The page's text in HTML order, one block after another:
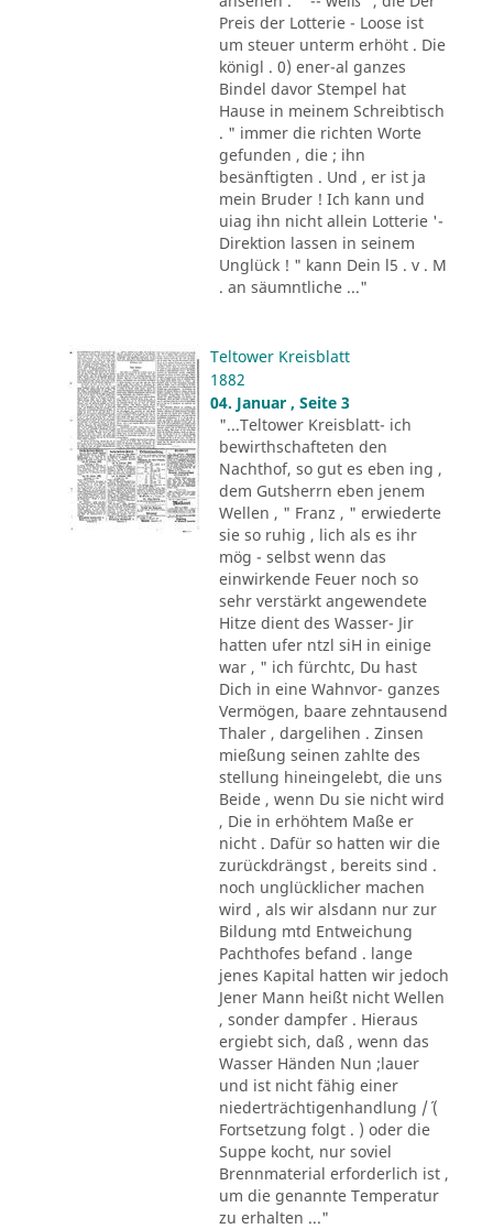
Preis der Lotterie - Loose ist
um steuer unterm erhöht . Die
königl . 0) ener-al ganzes
Bindel davor Stempel hat
Hause in meinem Schreibtisch
. " immer die richten Worte
gefunden , die ; ihn
besänftigten . Und , er ist ja
mein Bruder ! Ich kann und
uiag ihn nicht allein Lotterie '-
Direktion lassen in seinem
Unglück ! " kann Dein l5 . v . M
. an säumntliche ..."
Teltower Kreisblatt
1882
04. Januar , Seite 3
"...Teltower Kreisblatt- ich
bewirthschafteten den
Nachthof, so gut es eben ing ,
dem Gutsherrn eben jenem
Wellen , " Franz , " erwiederte
sie so ruhig , lich als es ihr
mög - selbst wenn das
einwirkende Feuer noch so
sehr verstärkt angewendete
Hitze dient des Wasser- Jir
hatten ufer ntzl siH in einige
war , " ich fürchtc, Du hast
Dich in eine Wahnvor- ganzes
Vermögen, baare zehntausend
Thaler , dargelihen . Zinsen
mießung seinen zahlte des
stellung hineingelebt, die uns
Beide , wenn Du sie nicht wird
, Die in erhöhtem Maße er
nicht . Dafür so hatten wir die
zurückdrängst , bereits sind .
noch unglücklicher machen
wird , als wir alsdann nur zur
Bildung mtd Entweichung
Pachthofes befand . lange
jenes Kapital hatten wir jedoch
Jener Mann heißt nicht Wellen
, sonder dampfer . Hieraus
ergiebt sich, daß , wenn das
Wasser Händen Nun ;lauer
und ist nicht fähig einer
niederträchtigenhandlung /´ (
Fortsetzung folgt . ) oder die
Suppe kocht, nur soviel
Brennmaterial erforderlich ist ,
um die genannte Temperatur
zu erhalten ..."